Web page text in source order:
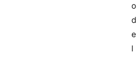
o
d
e
l